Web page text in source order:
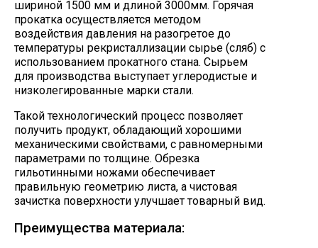
шириной 1500 мм и длиной 3000мм. Горячая
прокатка осуществляется методом
воздействия давления на разогретое до
температуры рекристаллизации сырье (сляб) с
использованием прокатного стана. Сырьем
для производства выступает углеродистые и
низколегированные марки стали.
Такой технологический процесс позволяет
получить продукт, обладающий хорошими
механическими свойствами, с равномерными
параметрами по толщине. Обрезка
гильотинными ножами обеспечивает
правильную геометрию листа, а чистовая
зачистка поверхности улучшает товарный вид.
Преимущества материала: